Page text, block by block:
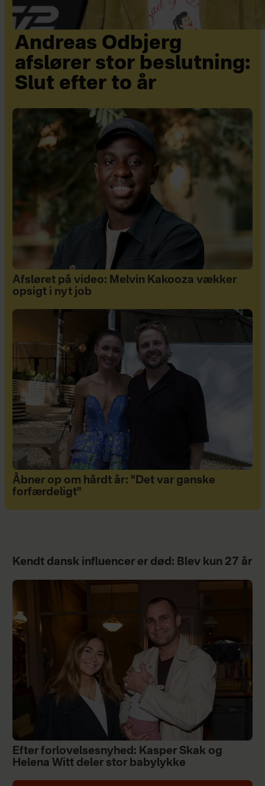
Andreas Odbjerg
afslører stor beslutning:
Slut efter to år
Afsløret på video: Melvin Kakooza vækker
opsigt i nyt job
Åbner op om hårdt år: "Det var ganske
forfærdeligt"
Kendt dansk influencer er død: Blev kun 27 år
Efter forlovelsesnyhed: Kasper Skak og
Helena Witt deler stor babylykke